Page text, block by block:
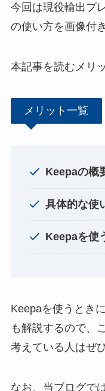
今回は現役輸出プ
の使い方を画像付
本記事を読むメリ
メリット一覧
Keepaの概
具体的な使
Keepaを使
Keepaを使うとき
も解説するので、
考えている人はぜ
なお、当ブログで